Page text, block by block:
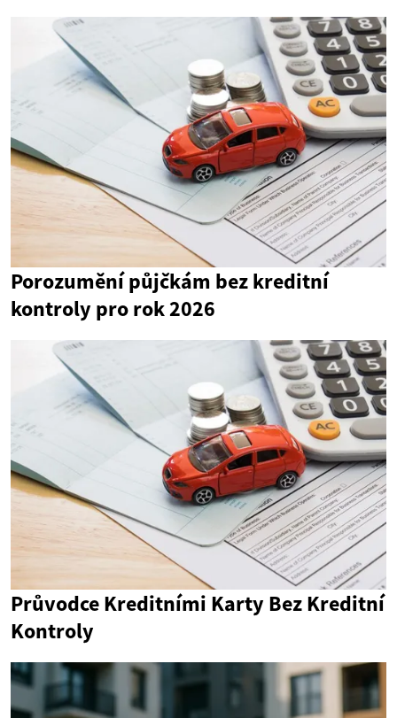
Porozumění půjčkám bez kreditní
kontroly pro rok 2026
Průvodce Kreditními Karty Bez Kreditní
Kontroly